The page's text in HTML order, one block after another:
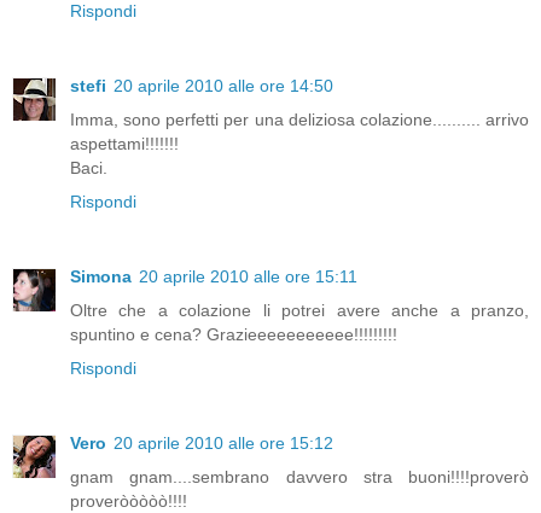
Rispondi
stefi 20 aprile 2010 alle ore 14:50
Imma, sono perfetti per una deliziosa colazione.......... arrivo
aspettami!!!!!!!
Baci.
Rispondi
Simona 20 aprile 2010 alle ore 15:11
Oltre che a colazione li potrei avere anche a pranzo,
spuntino e cena? Grazieeeeeeeeeee!!!!!!!!!
Rispondi
Vero 20 aprile 2010 alle ore 15:12
gnam gnam....sembrano davvero stra buoni!!!!proverò
proveròòòòò!!!!